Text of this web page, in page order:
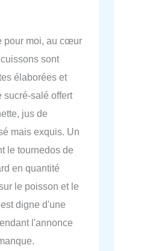
pour moi, au cœur
sont
élaborées et
sucré-salé offert
jus de
mais exquis. Un
le tournedos de
en quantité
le poisson et le
digne d'une
l'annonce